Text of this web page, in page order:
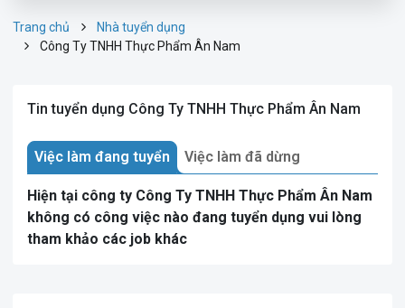
Trang chủ
Nhà tuyển dụng
Công Ty TNHH Thực Phẩm Ân Nam
Tin tuyển dụng Công Ty TNHH Thực Phẩm Ân Nam
Việc làm đang tuyển Việc làm đã dừng
Hiện tại công ty Công Ty TNHH Thực Phẩm Ân Nam
không có công việc nào đang tuyển dụng vui lòng
tham khảo các job khác